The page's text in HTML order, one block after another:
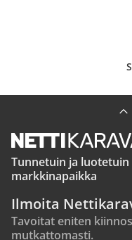
Tunnetuin ja
markkinapaikka
Ilmoita
Tavoitat eniten
mutkattomasti.